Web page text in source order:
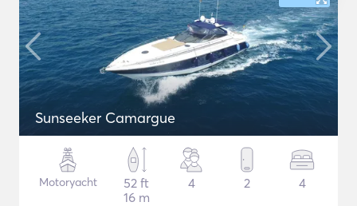
Sunseeker Camargue
Motoryacht
52 ft
16 m
4 2 4